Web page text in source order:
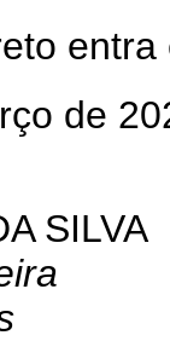
de
SILVA